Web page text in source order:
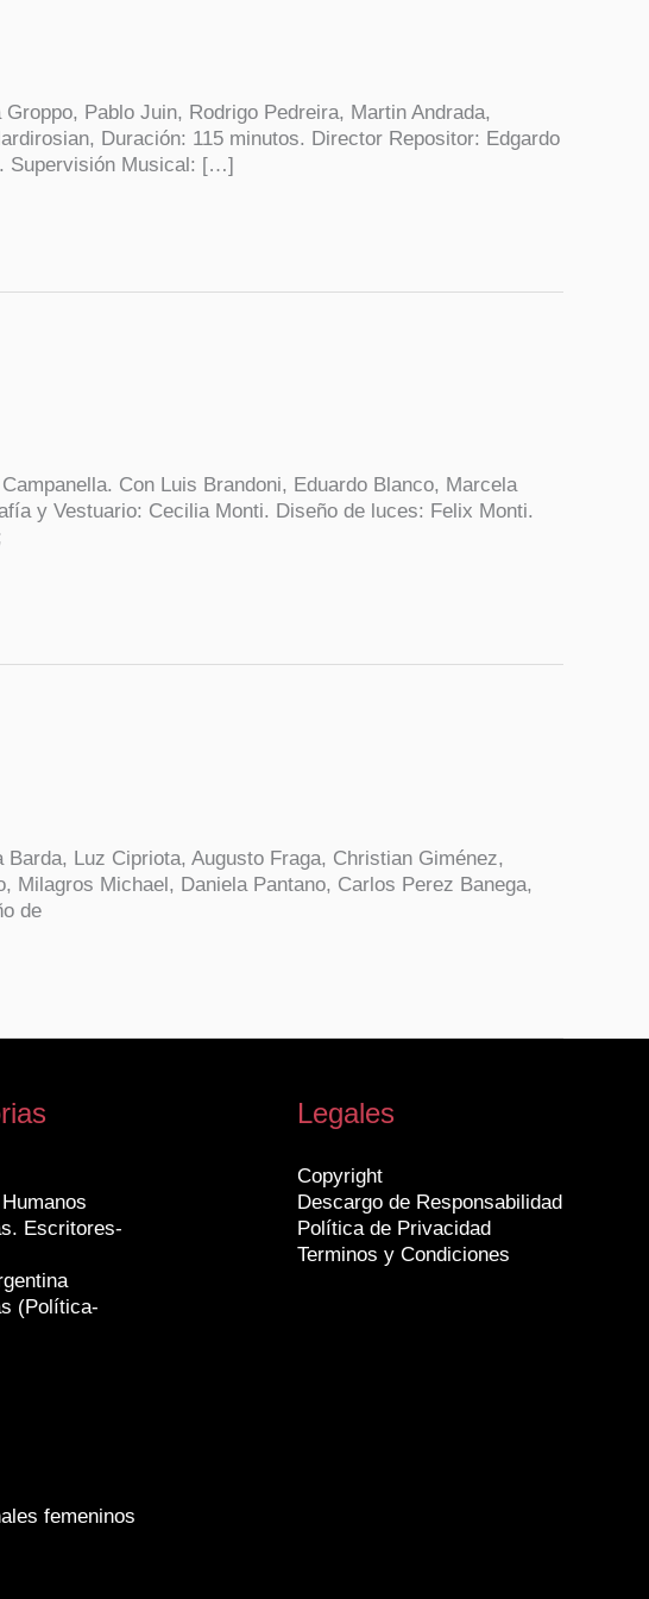
Pablo Juin, Rodrigo Pedreira, Martin Andrada,
Duración: 115 minutos. Director Repositor: Edgardo
Supervisión Musical: […]
Con Luis Brandoni, Eduardo Blanco, Marcela
y Vestuario: Cecilia Monti. Diseño de luces: Felix Monti.
Luz Cipriota, Augusto Fraga, Christian Giménez,
Michael, Daniela Pantano, Carlos Perez Banega,
de
Escritores-
(Política-
femeninos
Legales
Copyright
Descargo de Responsabilidad
Política de Privacidad
Terminos y Condiciones